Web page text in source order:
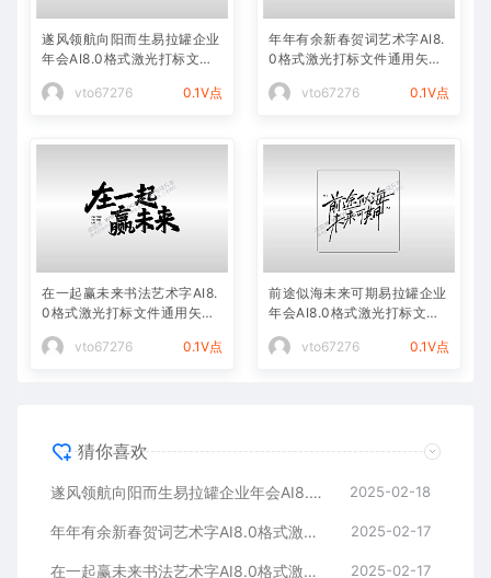
遂风领航向阳而生易拉罐企业
年会AI8.0格式激光打标文件
vto67276
0.1V点
年年有余新春贺词艺术字AI8.
0格式激光打标文件通用矢量
vto67276
0.1V点
在一起赢未来书法艺术字AI8.
0格式激光打标文件通用矢量
vto67276
0.1V点
前途似海未来可期易拉罐企业
年会AI8.0格式激光打标文件
vto67276
0.1V点
猜你喜欢
遂风领航向阳而生易拉罐企业年会AI8.0格式激光打标文件通用矢量图 2025-02-18
年年有余新春贺词艺术字AI8.0格式激光打标文件通用矢量图 2025-02-17
在一起赢未来书法艺术字AI8.0格式激光打标文件通用矢量图 2025-02-17